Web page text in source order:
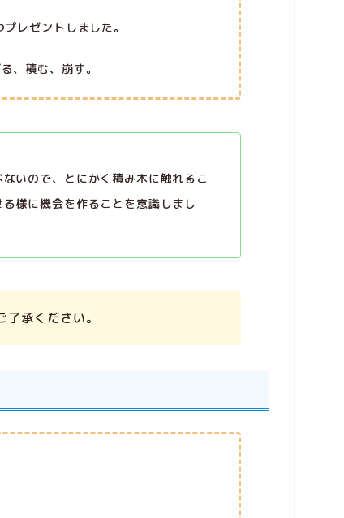
レゼントしました。
、積む、崩す。
いので、とにかく積み木に触れるこ
様に機会を作ることを意識しまし
承ください。